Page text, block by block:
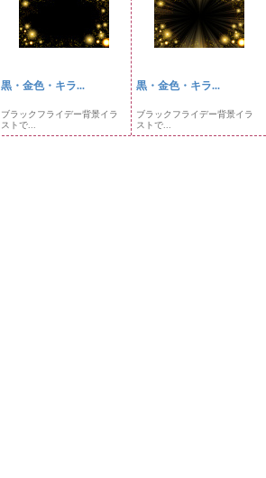
黒・金色・キラ...
ブラックフライデー背景イラ
ストで...
黒・金色・キラ...
ブラックフライデー背景イラ
ストで...